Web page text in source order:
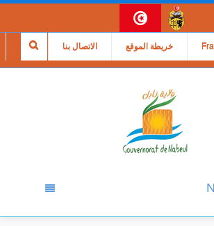
الاتصال بنا خريطة الموقع